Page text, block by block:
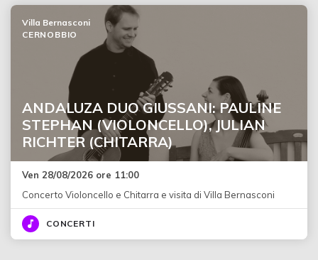
ANDALUZA DUO GIUSSANI: PAULINE
STEPHAN (VIOLONCELLO), JULIAN
RICHTER (CHITARRA)
Villa Bernasconi
CERNOBBIO
Ven 28/08/2026 ore 11:00
Concerto Violoncello e Chitarra e visita di Villa Bernasconi
CONCERTI